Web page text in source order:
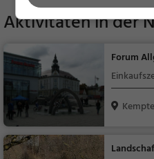
Aktivitäten in der
Forum
Kempten